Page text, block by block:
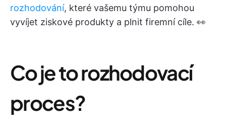
rozhodování, které vašemu týmu pomohou
vyvíjet ziskové produkty a plnit firemní cíle. 👀
Co je to rozhodovací
proces?